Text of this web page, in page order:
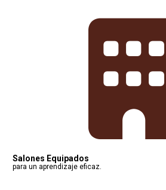
Salones Equipados
para un aprendizaje eficaz.